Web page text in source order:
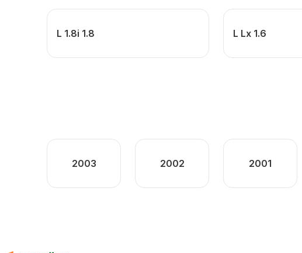
L 1.8i 1.8 L Lx 1.6
2003 2002 2001